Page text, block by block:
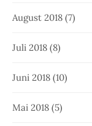
August 2018 (7)
Juli 2018 (8)
Juni 2018 (10)
Mai 2018 (5)